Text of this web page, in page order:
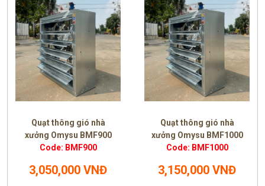
Quạt thông gió nhà
xưởng Omysu BMF900
Code: BMF900
3,050,000 VNĐ
Quạt thông gió nhà
xưởng Omysu BMF1000
Code: BMF1000
3,150,000 VNĐ